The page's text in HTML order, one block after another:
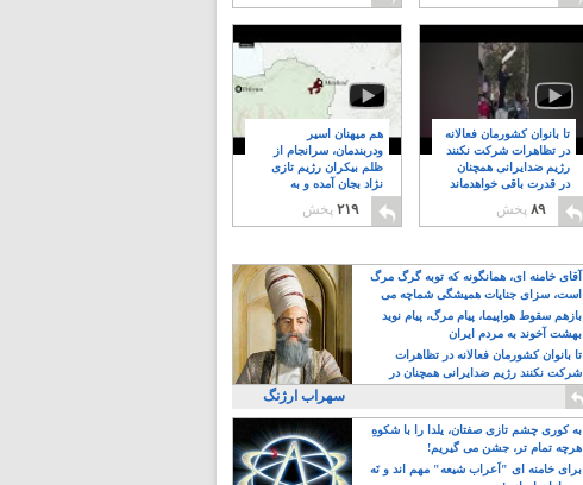
هم میهنان اسیر
ودربندمان، سرانجام از
ظلم بیکران رژیم تازی
نژاد بجان آمده و به
۲۱۹ پخش
تا بانوان کشورمان فعالانه
در تظاهرات شرکت نکنند
رژیم ضدایرانی همچنان
در قدرت باقی خواهدماند
۸
۸۹ پخش
آقای خامنه ای، همانگونه که توبه گرگ مرگ
است، سزای جنایات همیشگی شماچه می
تواند باشد؟!
بازهم سقوط هواپیما، پیام مرگ، پیام نوید
بهشت آخوند به مردم ایران
تا بانوان کشورمان فعالانه در تظاهرات
شرکت نکنند رژیم ضدایرانی همچنان در
قدرت باقی خواهدماند
سهراب ارژنگ
به کوری چشم تازی صفتان، یلدا را با شکوهِ
هرچه تمام تر، جشن می گیریم!
برای خامنه ای "اَعراب شیعه" مهم اند و نَه